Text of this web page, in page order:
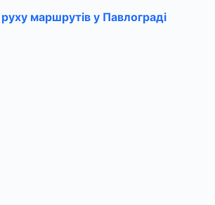
маршрутів у Павлограді